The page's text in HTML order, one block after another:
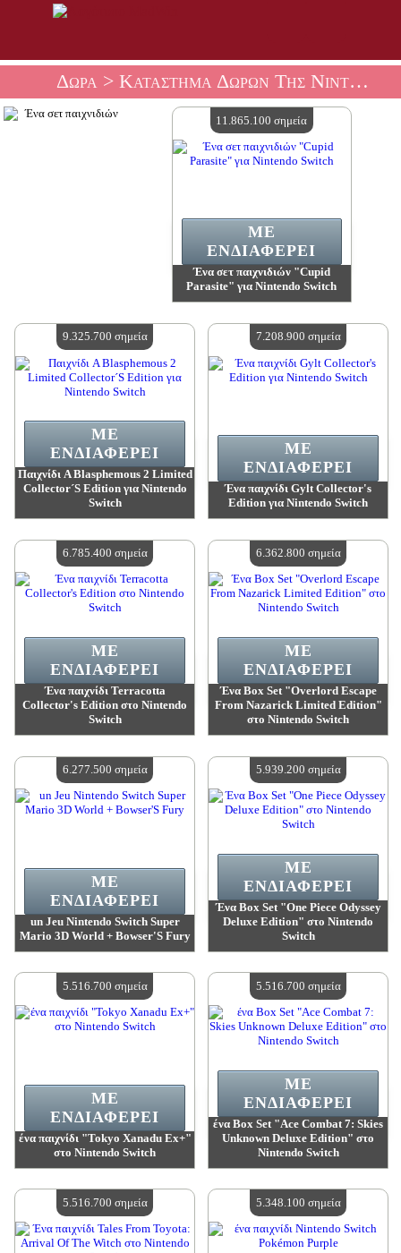
Δώρα> Κατάστημα Δώρων Της Nintendo
Ένα σετ παιχνιδιών "Cupid
Parasite" για Nintendo Switch
Διαθέσιμη ποσότητα:4
ΜΕ
ΕΝΔΙΑΦΈΡΕΙ
11.865.100 σημεία
Παιχνίδι A Blasphemous 2 Limited
Collector´S Edition για Nintendo
Switch
Διαθέσιμη ποσότητα:4
ΜΕ
ΕΝΔΙΑΦΈΡΕΙ
9.325.700 σημεία
Ένα παιχνίδι Gylt Collector's
Edition για Nintendo Switch
Διαθέσιμη ποσότητα:4
ΜΕ
ΕΝΔΙΑΦΈΡΕΙ
7.208.900 σημεία
Ένα παιχνίδι Terracotta
Collector's Edition στο Nintendo
Switch
Διαθέσιμη ποσότητα:4
ΜΕ
ΕΝΔΙΑΦΈΡΕΙ
6.785.400 σημεία
Ένα Box Set "Overlord Escape
From Nazarick Limited Edition"
στο Nintendo Switch
Διαθέσιμη ποσότητα:4
ΜΕ
ΕΝΔΙΑΦΈΡΕΙ
6.362.800 σημεία
un Jeu Nintendo Switch Super
Mario 3D World + Bowser'S Fury
Διαθέσιμη ποσότητα:4
ΜΕ
ΕΝΔΙΑΦΈΡΕΙ
6.277.500 σημεία
Ένα Box Set "One Piece Odyssey
Deluxe Edition" στο Nintendo
Switch
Διαθέσιμη ποσότητα:4
ΜΕ
ΕΝΔΙΑΦΈΡΕΙ
5.939.200 σημεία
ένα παιχνίδι "Tokyo Xanadu Ex+"
στο Nintendo Switch
Διαθέσιμη ποσότητα:4
ΜΕ
ΕΝΔΙΑΦΈΡΕΙ
5.516.700 σημεία
ένα Box Set "Ace Combat 7: Skies
Unknown Deluxe Edition" στο
Nintendo Switch
Διαθέσιμη ποσότητα:4
ΜΕ
ΕΝΔΙΑΦΈΡΕΙ
5.516.700 σημεία
5.516.700 σημεία 5.348.100 σημεία